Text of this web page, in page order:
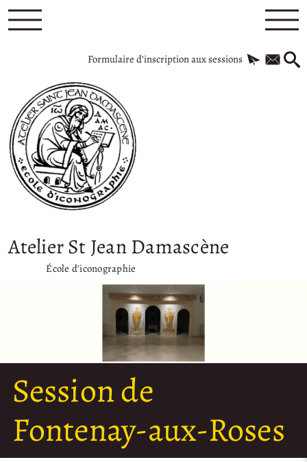
Formulaire d’inscription aux sessions
Atelier St Jean Damascène
École d’iconographie
Session de
Fontenay-aux-Roses